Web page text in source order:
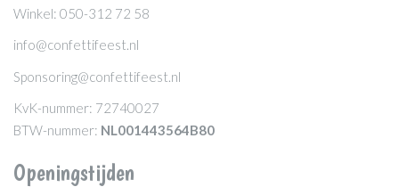
Winkel: 050-312 72 58
info@confettifeest.nl
Sponsoring@confettifeest.nl
KvK-nummer: 72740027
BTW-nummer: NL001443564B80
Openingstijden